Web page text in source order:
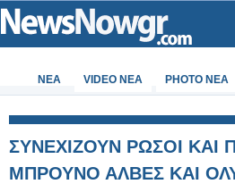
ΝΕΑ VIDEO NEA PHOTO NEA
ΣΥΝΕΧΙΖΟΥΝ ΡΩΣΟΙ ΚΑΙ
ΜΠΡΟΥΝΟ ΑΛΒΕΣ ΚΑΙ